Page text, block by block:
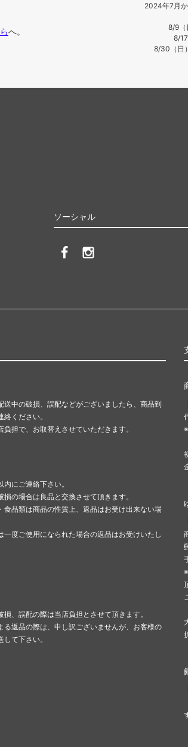
へ。
2024年7月か
8/9（
8/
8/30（日
ソーシャル
送中の破損、誤配などがございましたら、商品到
ください。
担で、お取替えさせていただきます。
にご連絡下さい。
の場合は良品と交換させて頂きます。
食品類は商品の性質上、返品はお受け出来ない場
一度ご使用になられた場合の返品はお受けいたし
損、誤配の際は当店負担とさせて頂きます。
る返品の際は、申し訳ございませんが、お客様の
て下さい。